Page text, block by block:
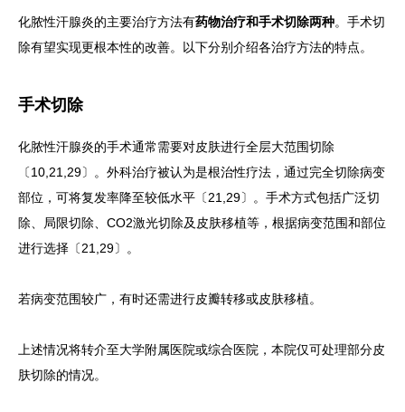
化脓性汗腺炎的主要治疗方法有药物治疗和手术切除两种。手术切
除有望实现更根本性的改善。以下分别介绍各治疗方法的特点。
手术切除
化脓性汗腺炎的手术通常需要对皮肤进行全层大范围切除
〔10,21,29〕。外科治疗被认为是根治性疗法，通过完全切除病变
部位，可将复发率降至较低水平〔21,29〕。手术方式包括广泛切
除、局限切除、CO2激光切除及皮肤移植等，根据病变范围和部位
进行选择〔21,29〕。
若病变范围较广，有时还需进行皮瓣转移或皮肤移植。
上述情况将转介至大学附属医院或综合医院，本院仅可处理部分皮
肤切除的情况。